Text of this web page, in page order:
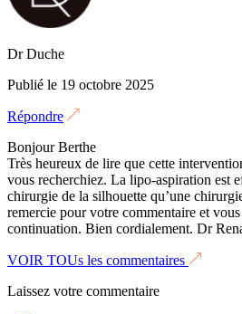
Dr Duche
Publié le 19 octobre 2025
Répondre
Bonjour Berthe
Très heureux de lire que cette
vous recherchiez. La lipo-aspiration est
chirurgie de la silhouette qu’une
remercie pour votre commentaire et
continuation. Bien cordialement. Dr
VOIR TOUs les commentaires
Laissez votre commentaire